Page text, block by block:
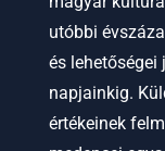
utóbbi
és lehetőségei
napjainkig.
értékeinek